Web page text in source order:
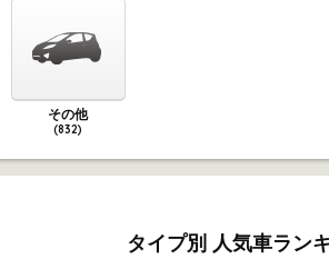
その他
(832)
タイプ別 人気車ラン